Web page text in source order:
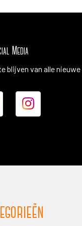
Media
blijven van alle